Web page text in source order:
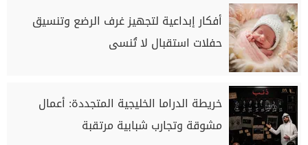
أفكار إبداعية لتجهيز غرف الرضع وتنسيق
حفلات استقبال لا تُنسى
خريطة الدراما الخليجية المتجددة: أعمال
مشوقة وتجارب شبابية مرتقبة